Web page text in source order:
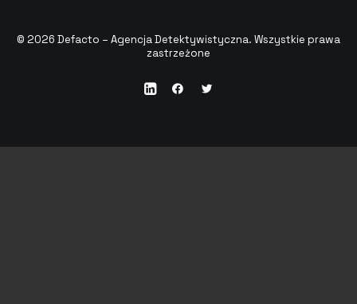
© 2026 Defacto – Agencja Detektywistyczna. Wszystkie prawa
zastrzeżone